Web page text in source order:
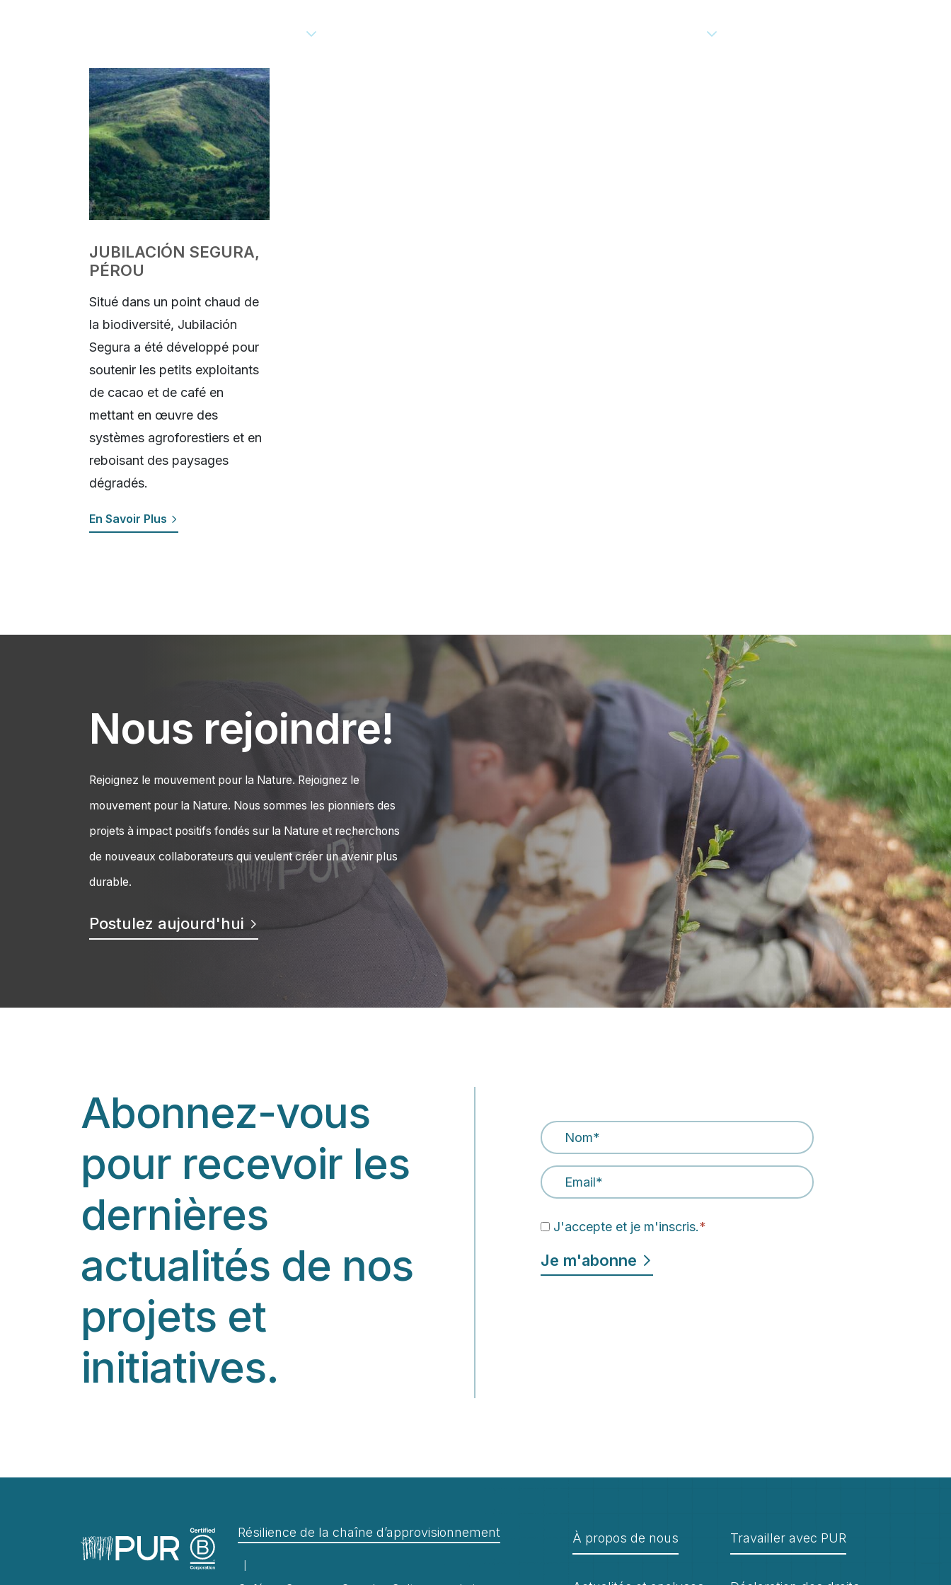
JUBILACIÓN SEGURA,
PÉROU
Situé dans un point chaud de
la biodiversité, Jubilación
Segura a été développé pour
soutenir les petits exploitants
de cacao et de café en
mettant en œuvre des
systèmes agroforestiers et en
reboisant des paysages
dégradés.
En Savoir Plus
Nous rejoindre!
Rejoignez le mouvement pour la Nature. Rejoignez le
mouvement pour la Nature. Nous sommes les pionniers des
projets à impact positifs fondés sur la Nature et recherchons
de nouveaux collaborateurs qui veulent créer un avenir plus
durable.
Postulez aujourd'hui
Abonnez-vous
pour recevoir les
dernières
actualités de nos
projets et
initiatives.
Nom *
Email Address
J'accepte et je m'inscris.*
Résilience de la chaîne d’approvisionnement À propos de nous Travailler avec PUR